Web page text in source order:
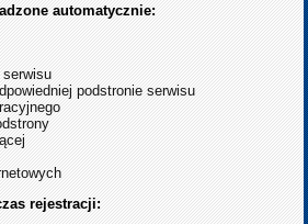
automatycznie:
serwisu
podstronie serwisu
rejestracji: